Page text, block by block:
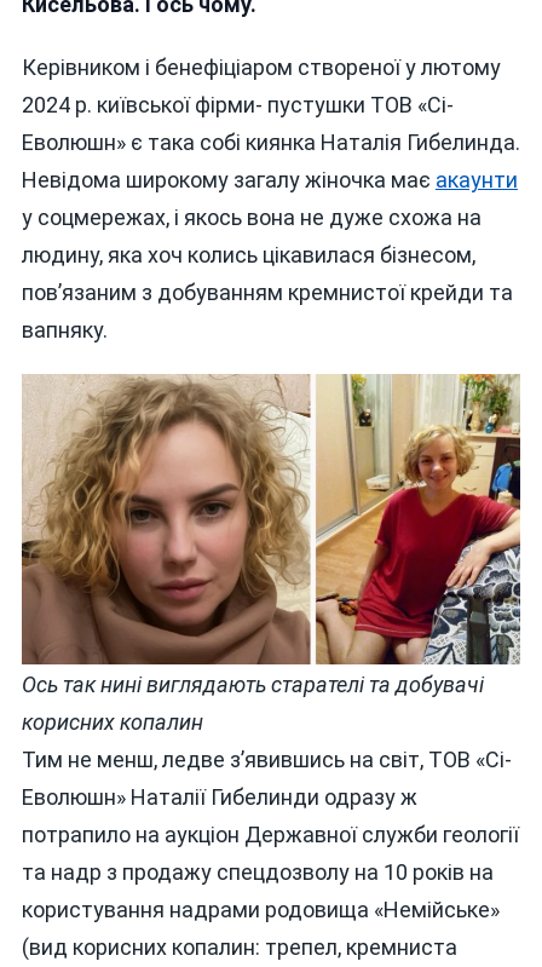
Керівником і бенефіціаром створеної у лютому
2024 р. київської фірми- пустушки ТОВ «Сі-
Еволюшн» є така собі киянка Наталія Гибелинда.
Невідома широкому загалу жіночка має акаунти
у соцмережах, і якось вона не дуже схожа на
людину, яка хоч колись цікавилася бізнесом,
пов’язаним з добуванням кремнистої крейди та
вапняку.
Ось так нині виглядають старателі та добувачі
корисних копалин
Тим не менш, ледве з’явившись на світ, ТОВ «Сі-
Еволюшн» Наталії Гибелинди одразу ж
потрапило на аукціон Державної служби геології
та надр з продажу спецдозволу на 10 років на
користування надрами родовища «Немійське»
(вид корисних копалин: трепел, кремниста